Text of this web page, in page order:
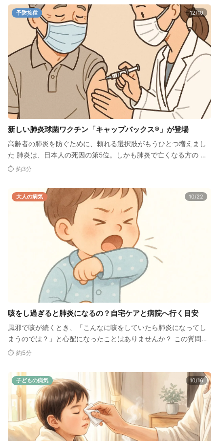
予防接種 12/10
新しい肺炎球菌ワクチン「キャップバックス®」が登場
高齢者の肺炎を防ぐために、頼れる選択肢がもうひとつ増えまし
た 肺炎は、日本人の死因の第5位。しかも肺炎で亡くなる方の 約
98％が65歳以上 …
⏱ 約3分
大人の病気 10/22
咳をし過ぎると肺炎になるの？自宅ケアと病院へ行く目安
風邪で咳が続くとき、「こんなに咳をしていたら肺炎になってし
まうのでは？」と心配になったことはありませんか？ この質問
は、外来ではとても多い質…
⏱ 約5分
子どもの病気 10/16